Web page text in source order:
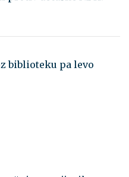
biblioteku pa levo